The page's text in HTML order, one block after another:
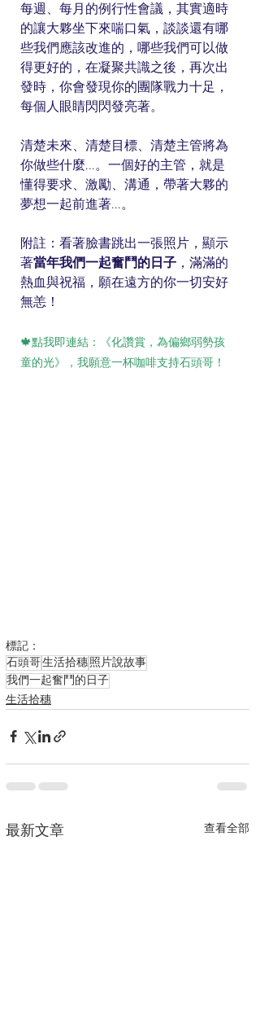
每週、每月的例行性會議，其實適時
的讓大夥坐下來喘口氣，談談還有哪
些我們應該改進的，哪些我們可以做
得更好的，在凝聚共識之後，再次出
發時，你會發現你的團隊戰力十足，
每個人眼睛閃閃發亮著。
清楚未來、清楚目標、清楚主管將為
你做些什麼...。一個好的主管，就是
懂得要求、激勵、溝通，帶著大夥的
夢想一起前進著...。
附註：看著臉書跳出一張照片，顯示
著當年我們一起奮鬥的日子 ，滿滿的
熱血與祝福，願在遠方的你一切安好
無恙！
🍁點我即連結：《化讚賞，為偏鄉弱勢孩
童的光》，我願意一杯咖啡支持石頭哥！
標記：
石頭哥生活拾穗照片說故事
我們一起奮鬥的日子
生活拾穗
最新文章 查看全部